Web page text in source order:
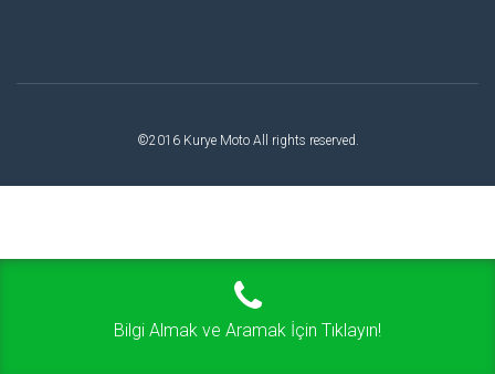
©2016 Kurye Moto All rights reserved.
Bilgi Almak ve Aramak İçin Tıklayın!